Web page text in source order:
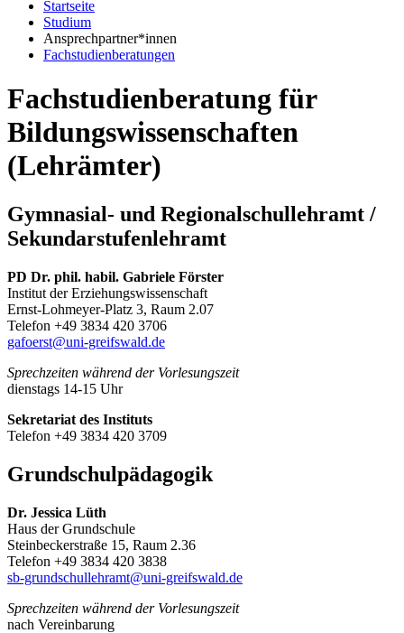
Startseite
Studium
Ansprechpartner*innen
Fachstudienberatungen
Fachstudienberatung für
Bildungswissenschaften
(Lehrämter)
Gymnasial- und Regionalschullehramt /
Sekundarstufenlehramt
PD Dr. phil. habil. Gabriele Förster
Institut der Erziehungswissenschaft
Ernst-Lohmeyer-Platz 3, Raum 2.07
Telefon +49 3834 420 3706
gafoerst@uni-greifswald.de
Sprechzeiten während der Vorlesungszeit
dienstags 14-15 Uhr
Sekretariat des Instituts
Telefon +49 3834 420 3709
Grundschulpädagogik
Dr. Jessica Lüth
Haus der Grundschule
Steinbeckerstraße 15, Raum 2.36
Telefon +49 3834 420 3838
sb-grundschullehramt@uni-greifswald.de
Sprechzeiten während der Vorlesungszeit
nach Vereinbarung